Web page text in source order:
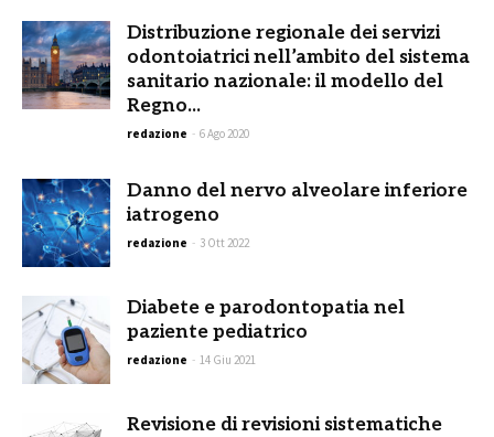
Distribuzione regionale dei servizi
odontoiatrici nell’ambito del sistema
sanitario nazionale: il modello del
Regno...
redazione - 6 Ago 2020
Danno del nervo alveolare inferiore
iatrogeno
redazione - 3 Ott 2022
Diabete e parodontopatia nel
paziente pediatrico
redazione - 14 Giu 2021
Revisione di revisioni sistematiche